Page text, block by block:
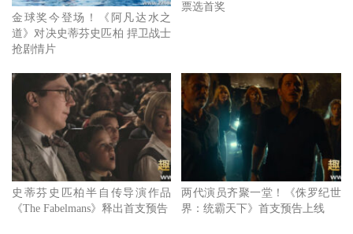
金球奖今登场！《阿凡达水之
道》对决史蒂芬史匹柏 捍卫战士
抢剧情片
票选首奖
史蒂芬史匹柏半自传导演作品
《The Fabelmans》释出首支预告
两代演员齐聚一堂！《侏罗纪世
界：统霸天下》首支预告上线